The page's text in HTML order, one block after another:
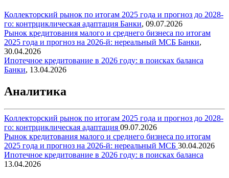
Коллекторский рынок по итогам 2025 года и прогноз до 2028-
го: контрциклическая адаптация Банки, 09.07.2026
Рынок кредитования малого и среднего бизнеса по итогам
2025 года и прогноз на 2026-й: нереальный МСБ Банки,
30.04.2026
Ипотечное кредитование в 2026 году: в поисках баланса
Банки, 13.04.2026
Аналитика
Коллекторский рынок по итогам 2025 года и прогноз до 2028-
го: контрциклическая адаптация 09.07.2026
Рынок кредитования малого и среднего бизнеса по итогам
2025 года и прогноз на 2026-й: нереальный МСБ 30.04.2026
Ипотечное кредитование в 2026 году: в поисках баланса
13.04.2026